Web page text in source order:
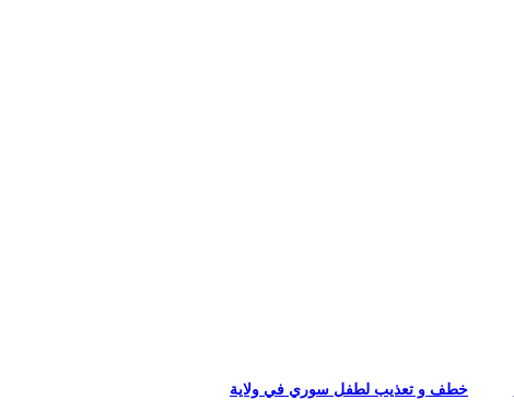
خطف و تعذيب لطفل سوري في ولاية